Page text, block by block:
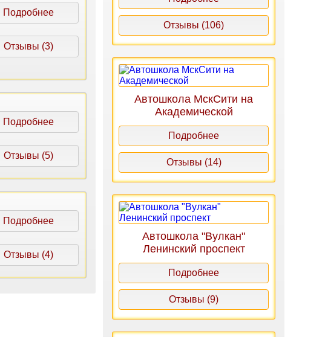
Подробнее
Отзывы (3)
Подробнее
Отзывы (5)
Подробнее
Отзывы (4)
Отзывы (106)
Автошкола МскСити на
Академической
Подробнее
Отзывы (14)
Автошкола "Вулкан"
Ленинский проспект
Подробнее
Отзывы (9)